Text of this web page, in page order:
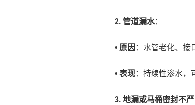
2. 管道漏水：
• 原因 ：水管老化、接
• 表现：持续性渗水，
3. 地漏或马桶密封不严